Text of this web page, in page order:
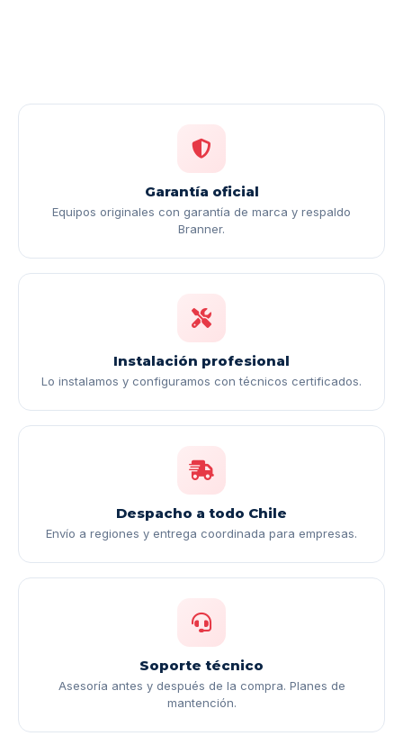
Garantía oficial
Equipos originales con garantía de marca y respaldo
Branner.
Instalación profesional
Lo instalamos y configuramos con técnicos certificados.
Despacho a todo Chile
Envío a regiones y entrega coordinada para empresas.
Soporte técnico
Asesoría antes y después de la compra. Planes de
mantención.